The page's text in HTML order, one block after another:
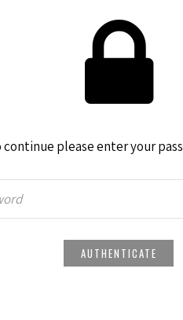
continue please enter your